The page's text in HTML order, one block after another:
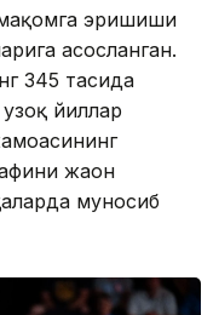
эришиши
асосланган.
345 тасида
йиллар
жаҳон
муносиб